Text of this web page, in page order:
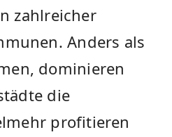
zahlreicher
Anders als
dominieren
die
profitieren